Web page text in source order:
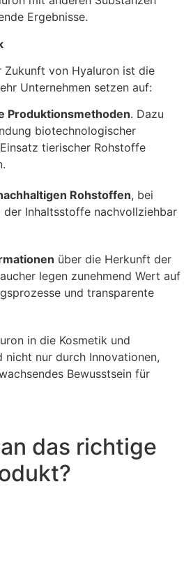
Ergebnisse.
von Hyaluron ist die
Unternehmen setzen auf:
Produktionsmethoden. Dazu
biotechnologischer
tierischer Rohstoffe
Rohstoffen, bei
Inhaltsstoffe nachvollziehbar
über die Herkunft der
legen zunehmend Wert auf
und transparente
in die Kosmetik und
nur durch Innovationen,
Bewusstsein für
das richtige